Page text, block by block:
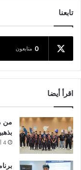
تابعنا
0 متابعون
اقرأ أيضا
من
4 أغسطس، 2026 2:47 م